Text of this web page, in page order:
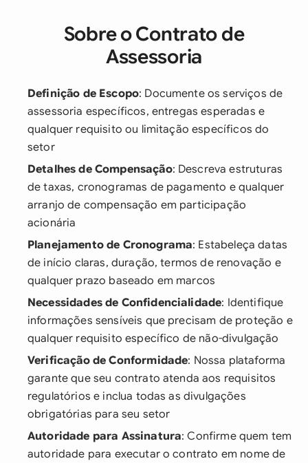
Sobre o Contrato de
Assessoria
Definição de Escopo: Documente os serviços de
assessoria específicos, entregas esperadas e
qualquer requisito ou limitação específicos do
setor
Detalhes de Compensação: Descreva estruturas
de taxas, cronogramas de pagamento e qualquer
arranjo de compensação em participação
acionária
Planejamento de Cronograma: Estabeleça datas
de início claras, duração, termos de renovação e
qualquer prazo baseado em marcos
Necessidades de Confidencialidade: Identifique
informações sensíveis que precisam de proteção e
qualquer requisito específico de não-divulgação
Verificação de Conformidade: Nossa plataforma
garante que seu contrato atenda aos requisitos
regulatórios e inclua todas as divulgações
obrigatórias para seu setor
Autoridade para Assinatura: Confirme quem tem
autoridade para executar o contrato em nome de